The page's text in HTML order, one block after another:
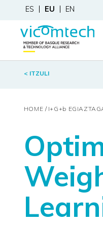
ES EU EN
< ITZULI
HOME I+G+b